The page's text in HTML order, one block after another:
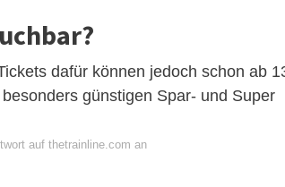
dafür können jedoch schon ab
günstigen Spar- und Super
auf thetrainline.com an